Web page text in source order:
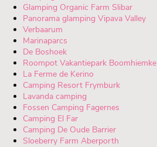
Glamping Organic Farm Slibar
Panorama glamping Vipava Valley
Verbaarum
Marinaparcs
De Boshoek
Roompot Vakantiepark Boomhiemke
La Ferme de Kerino
Camping Resort Frymburk
Lavanda camping
Fossen Camping Fagernes
Camping El Far
Camping De Oude Barrier
Sloeberry Farm Aberporth